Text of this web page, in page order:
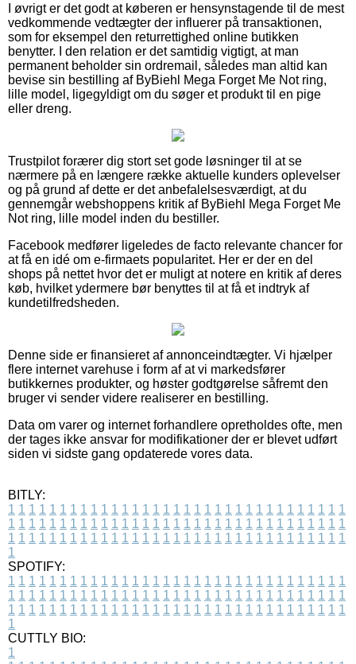
I øvrigt er det godt at køberen er hensynstagende til de mest
vedkommende vedtægter der influerer på transaktionen,
som for eksempel den returrettighed online butikken
benytter. I den relation er det samtidig vigtigt, at man
permanent beholder sin ordremail, således man altid kan
bevise sin bestilling af ByBiehl Mega Forget Me Not ring,
lille model, ligegyldigt om du søger et produkt til en pige
eller dreng.
Trustpilot forærer dig stort set gode løsninger til at se
nærmere på en længere række aktuelle kunders oplevelser
og på grund af dette er det anbefalelsesværdigt, at du
gennemgår webshoppens kritik af ByBiehl Mega Forget Me
Not ring, lille model inden du bestiller.
Facebook medfører ligeledes de facto relevante chancer for
at få en idé om e-firmaets popularitet. Her er der en del
shops på nettet hvor det er muligt at notere en kritik af deres
køb, hvilket ydermere bør benyttes til at få et indtryk af
kundetilfredsheden.
Denne side er finansieret af annonceindtægter. Vi hjælper
flere internet varehuse i form af at vi markedsfører
butikkernes produkter, og høster godtgørelse såfremt den
bruger vi sender videre realiserer en bestilling.
Data om varer og internet forhandlere opretholdes ofte, men
der tages ikke ansvar for modifikationer der er blevet udført
siden vi sidste gang opdaterede vores data.
BITLY:
1 1 1 1 1 1 1 1 1 1 1 1 1 1 1 1 1 1 1 1 1 1 1 1 1 1 1 1 1 1 1 1 1
1 1 1 1 1 1 1 1 1 1 1 1 1 1 1 1 1 1 1 1 1 1 1 1 1 1 1 1 1 1 1 1 1
1 1 1 1 1 1 1 1 1 1 1 1 1 1 1 1 1 1 1 1 1 1 1 1 1 1 1 1 1 1 1 1 1
1
SPOTIFY:
1 1 1 1 1 1 1 1 1 1 1 1 1 1 1 1 1 1 1 1 1 1 1 1 1 1 1 1 1 1 1 1 1
1 1 1 1 1 1 1 1 1 1 1 1 1 1 1 1 1 1 1 1 1 1 1 1 1 1 1 1 1 1 1 1 1
1 1 1 1 1 1 1 1 1 1 1 1 1 1 1 1 1 1 1 1 1 1 1 1 1 1 1 1 1 1 1 1 1
1
CUTTLY BIO:
1